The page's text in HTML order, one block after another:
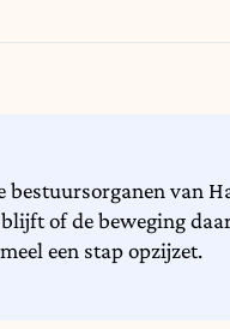
bestuursorganen van
blijft of de beweging
een stap opzijzet.